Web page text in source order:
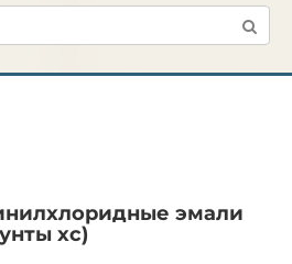
эмали
хс)